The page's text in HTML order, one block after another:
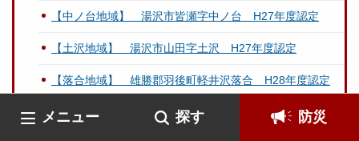
メニュー 探す 防災
【中ノ台地域】 湯沢市皆瀬字中ノ台 H27年度認定
【土沢地域】 湯沢市山田字土沢 H27年度認定
【落合地域】 雄勝郡羽後町軽井沢落合 H28年度認定
【岩井川地域】 雄勝郡東成瀬村岩井川 H27年度認定